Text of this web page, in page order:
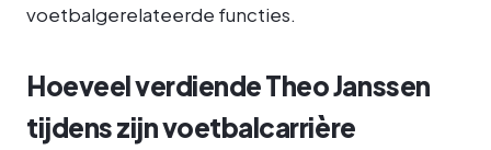
voetbalgerelateerde functies.
Hoeveel verdiende Theo Janssen
tijdens zijn voetbalcarrière